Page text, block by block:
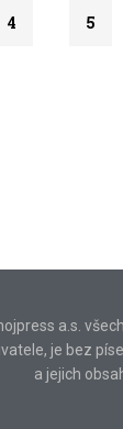
4 5
a.s.
je bez
a jejich